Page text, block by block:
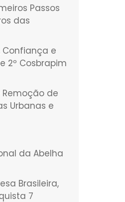
Passos
das
Confiança e
2º Cosbrapim
Remoção de
Urbanas e
da Abelha
Brasileira,
7